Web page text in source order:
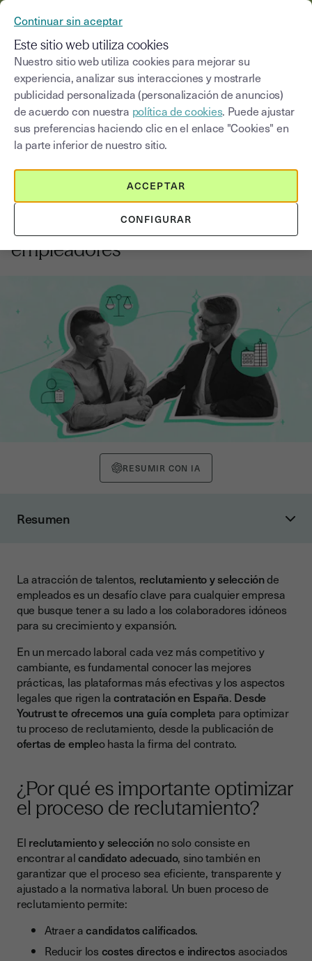
Blog
Seleccionar una categoría Saisissez un terme
Cómo reclutar empleados en
España: guía completa para
empleadores
RESUMIR CON IA
Resumen
Plataformas de reclutamiento en España
1. Portales de Empleo
2. Agencias de Contratación
3. Redes Sociales
Tendencias actuales en el reclutamiento de candidatos
Reclutamiento digital
Soft skills
Estrategias para atraer a los mejores talentos
1. Ofrece beneficios atractivos
2. Promueve tu marca empleadora
Conclusión
La atracción de talentos, reclutamiento y selecciónde
empleados es un desafío clave para cualquier empresa
que busque tener a su lado a los colaboradores idóneos
para su crecimiento y expansión.
En un mercado laboral cada vez más competitivo y
cambiante, es fundamental conocer las mejores
prácticas, las plataformas más efectivas y los aspectos
legales que rigen lacontratación en España. Desde
Youtrust te ofrecemos una guía completa para optimizar
tu proceso de reclutamiento, desde la publicación de
ofertas de empleo hasta la firma del contrato.
¿Por qué es importante optimizar
el proceso de reclutamiento?
El reclutamiento y selección no solo consiste en
encontrar alcandidato adecuado, sino también en
garantizar que el proceso sea eficiente, transparente y
ajustado a la normativa laboral. Un buen proceso de
reclutamiento permite:
Atraer acandidatos calificados.
Reducir los costes directos e indirectosasociados
Continuar sin aceptar
Este sitio web utiliza cookies
Nuestro sitio web utiliza cookies para mejorar su
experiencia, analizar sus interacciones y mostrarle
publicidad personalizada (personalización de anuncios)
de acuerdo con nuestra política de cookies. Puede ajustar
sus preferencias haciendo clic en el enlace "Cookies" en
la parte inferior de nuestro sitio.
CONFIGURAR
ACCEPTAR